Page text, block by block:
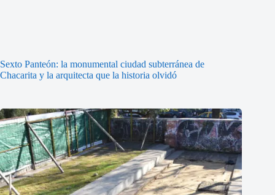
Sexto Panteón: la monumental ciudad subterránea de
Chacarita y la arquitecta que la historia olvidó